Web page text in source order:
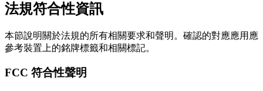
法規符合性資訊
本節說明關於法規的所有相關要求和聲明。確認的對應應用應
參考裝置上的銘牌標籤和相關標記。
FCC 符合性聲明